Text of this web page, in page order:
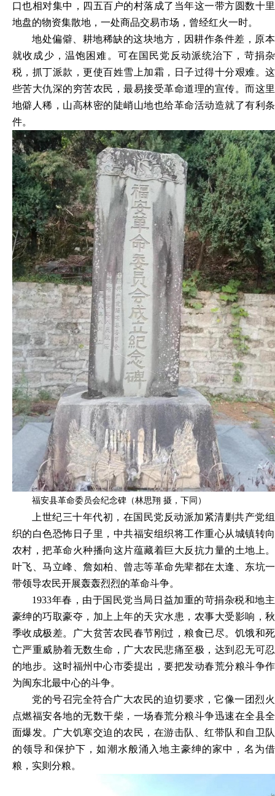
口也相对集中，四五百户的村落成了当年这一带方圆数十里
地盘的物资集散地，一处商品交易市场，曾经红火一时。
地处偏僻、耕地稀缺的这块地方，因耕作条件差，原本
就收成少，温饱困难。可在国民党反动派统治下，苛捐杂
税，抓丁派款，更使百姓雪上加霜，日子过得十分艰难。这
些苦大仇深的穷苦农民，最易接受革命道理的宣传。而这里
地僻人稀，山高林密的陡峭山地也给革命活动造就了有利条
件。
福安县革命委员会纪念碑（林思翔 摄，下同）
上世纪三十年代初，在国民党反动派加紧清剿共产党组
织的白色恐怖日子里，中共福安组织将工作重心从城镇转向
农村，把革命火种播向这片蕴藏着巨大反抗力量的土地上。
叶飞、马立峰、詹如柏、曾志等革命先辈都在太逢、东坑一
带领导农民开展轰轰烈烈的革命斗争。
1933年春，由于国民党当局日益加重的苛捐杂税和地主
豪绅的巧取豪夺，加上上年的天灾水患，农事大受影响，秋
季收成极差。广大贫苦农民春节刚过，粮食已尽。饥饿和死
亡严重威胁着无数生命，广大农民悲痛至极，达到忍无可忍
的地步。这时福州中心市委提出，要把发动春荒分粮斗争作
为闽东北最中心的斗争。
党的号召完全符合广大农民的迫切要求，它像一团烈火
点燃福安各地的无数干柴，一场春荒分粮斗争迅速在全县全
面爆发。广大饥寒交迫的农民，在游击队、红带队和自卫队
的领导和保护下，如潮水般涌入地主豪绅的家中，名为借
粮，实则分粮。